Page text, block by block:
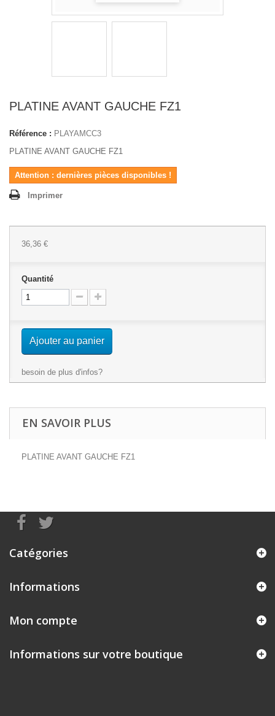
PLATINE AVANT GAUCHE FZ1
Référence : PLAYAMCC3
PLATINE AVANT GAUCHE FZ1
Attention : dernières pièces disponibles !
Imprimer
36,36 €
Quantité
Ajouter au panier
besoin de plus d'infos?
EN SAVOIR PLUS
PLATINE AVANT GAUCHE FZ1
Catégories
Informations
Mon compte
Informations sur votre boutique